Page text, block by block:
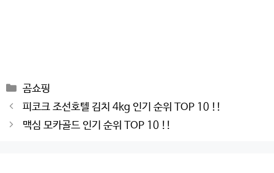
Categories
곰쇼핑
Post
navigation
피코크 조선호텔 김치 4kg 인기 순위 TOP 10 !!
맥심 모카골드 인기 순위 TOP 10 !!